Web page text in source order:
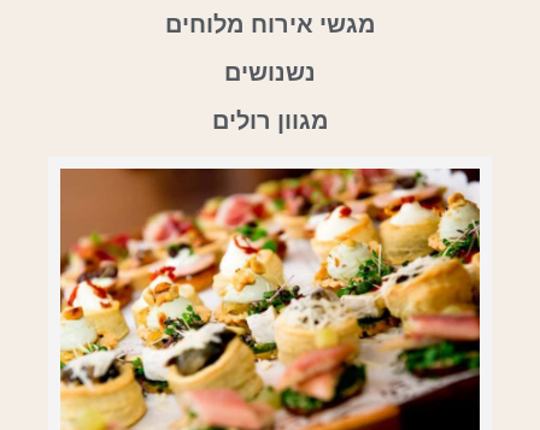
מגשי אירוח מלוחים
נשנושים
מגוון רולים